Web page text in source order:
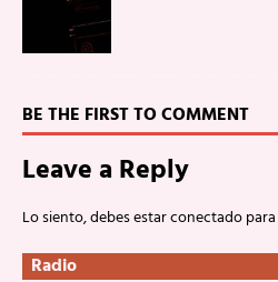
BE THE FIRST TO COMMENT
Leave a Reply
Lo siento, debes estarconectado
Radio